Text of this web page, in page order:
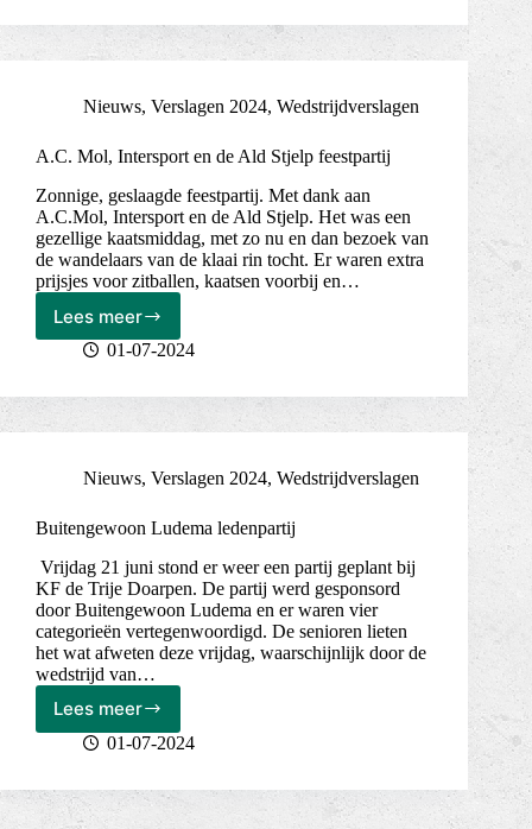
jeugd
juni
Nieuws, Verslagen 2024, Wedstrijdverslagen
A.C. Mol, Intersport en de Ald Stjelp feestpartij
Zonnige, geslaagde feestpartij. Met dank aan
A.C.Mol, Intersport en de Ald Stjelp. Het was een
gezellige kaatsmiddag, met zo nu en dan bezoek van
de wandelaars van de klaai rin tocht. Er waren extra
prijsjes voor zitballen, kaatsen voorbij en…
Lees meer
A.C.
Mol,
en
Ald
feestpartij
01-07-2024
Nieuws, Verslagen 2024, Wedstrijdverslagen
Buitengewoon Ludema ledenpartij
Vrijdag 21 juni stond er weer een partij geplant bij
KF de Trije Doarpen. De partij werd gesponsord
door Buitengewoon Ludema en er waren vier
categorieën vertegenwoordigd. De senioren lieten
het wat afweten deze vrijdag, waarschijnlijk door de
wedstrijd van…
Lees meerBuitengewoon
Ludema
01-07-2024